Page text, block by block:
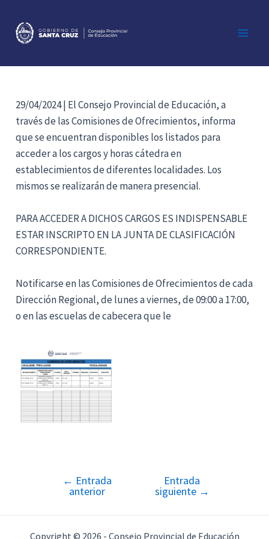
contenido
29/04/2024 | El Consejo Provincial de Educación, a
través de las Comisiones de Ofrecimientos, informa
que se encuentran disponibles los listados para
acceder a los cargos y horas cátedra en
establecimientos de diferentes localidades. Los
mismos se realizarán de manera presencial.
PARA ACCEDER A DICHOS CARGOS ES INDISPENSABLE
ESTAR INSCRIPTO EN LA JUNTA DE CLASIFICACIÓN
CORRESPONDIENTE.
Notificarse en las Comisiones de Ofrecimientos de cada
Dirección Regional, de lunes a viernes, de 09:00 a 17:00,
o en las escuelas de cabecera que le
Navegación
entradas
← Entrada
anterior
Entrada
siguiente →
Copyright © 2026 - Consejo Provincial de Educación